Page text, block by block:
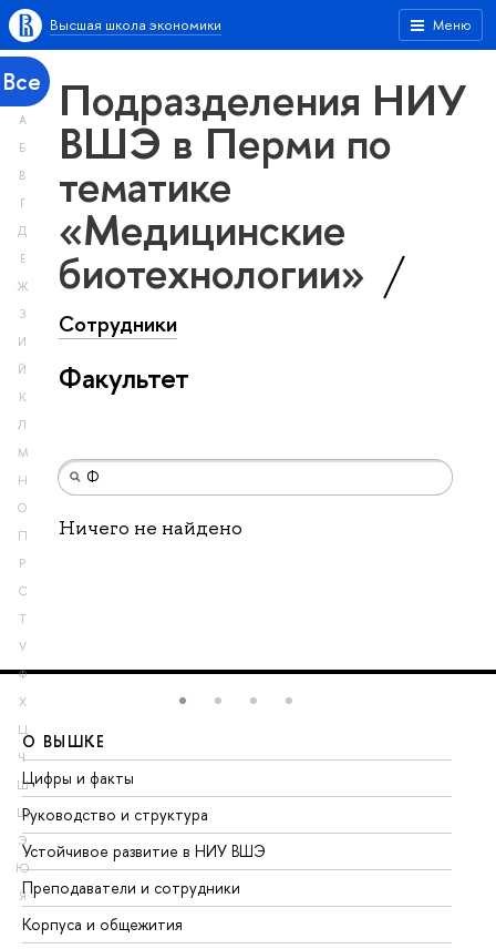
Меню
Высшая школа экономики
Все
А
Б
В
Г
Д
Е
Ж
З
И
Й
К
Л
М
Н
О
П
Р
С
Т
У
Ф
Х
Ц
Ч
Ш
Щ
Э
Ю
Я
Подразделения НИУ
ВШЭ в Перми по
тематике
«Медицинские
биотехнологии»
Сотрудники
Факультет
Ничего не найдено
О ВЫШКЕ
Цифры и факты
Руководство и структура
Устойчивое развитие в НИУ ВШЭ
Преподаватели и сотрудники
Корпуса и общежития